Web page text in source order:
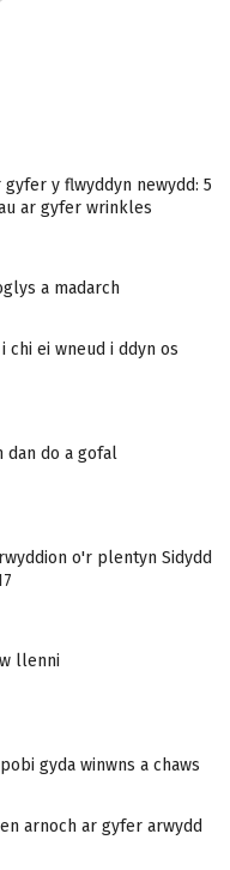
y flwyddyn newydd: 5
ar gyfer wrinkles
a madarch
chi ei wneud i ddyn os
dan do a gofal
o'r plentyn Sidydd
llenni
gyda winwns a chaws
arnoch ar gyfer arwydd